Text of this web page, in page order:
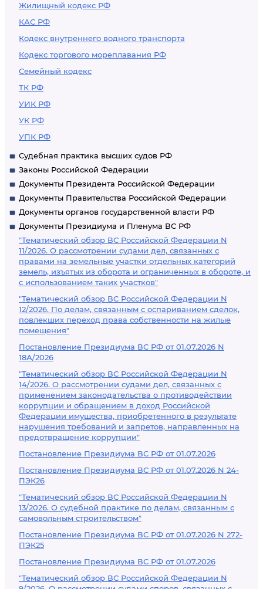
Жилищный кодекс РФ
КАС РФ
Кодекс внутреннего водного транспорта
Кодекс торгового мореплавания РФ
Семейный кодекс
ТК РФ
УИК РФ
УК РФ
УПК РФ
Судебная практика высших судов РФ
Законы Российской Федерации
Документы Президента Российской Федерации
Документы Правительства Российской Федерации
Документы органов государственной власти РФ
Документы Президиума и Пленума ВС РФ
"Тематический обзор ВС Российской Федерации N
11/2026. О рассмотрении судами дел, связанных с
правами на земельные участки отдельных категорий
земель, изъятых из оборота и ограниченных в обороте, и
с использованием таких участков"
"Тематический обзор ВС Российской Федерации N
12/2026. По делам, связанным с оспариванием сделок,
повлекших переход права собственности на жилые
помещения"
Постановление Президиума ВС РФ от 01.07.2026 N
18А/2026
"Тематический обзор ВС Российской Федерации N
14/2026. О рассмотрении судами дел, связанных с
применением законодательства о противодействии
коррупции и обращением в доход Российской
Федерации имущества, приобретенного в результате
нарушения требований и запретов, направленных на
предотвращение коррупции"
Постановление Президиума ВС РФ от 01.07.2026
Постановление Президиума ВС РФ от 01.07.2026 N 24-
ПЭК26
"Тематический обзор ВС Российской Федерации N
13/2026. О судебной практике по делам, связанным с
самовольным строительством"
Постановление Президиума ВС РФ от 01.07.2026 N 272-
ПЭК25
Постановление Президиума ВС РФ от 01.07.2026
"Тематический обзор ВС Российской Федерации N